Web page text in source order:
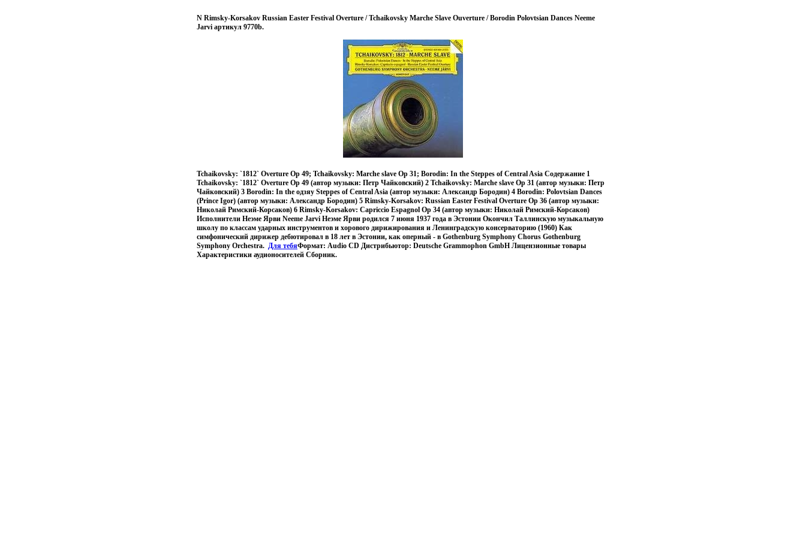
N Rimsky-Korsakov Russian Easter Festival Overture / Tchaikovsky Marche Slave Ouverture / Borodin Polovtsian Dances Neeme
Jarvi артикул 9770b.
Tchaikovsky: `1812` Overture Op 49; Tchaikovsky: Marche slave Op 31; Borodin: In the Steppes of Central Asia Содержание 1
Tchaikovsky: `1812` Overture Op 49 (автор музыки: Петр Чайковский) 2 Tchaikovsky: Marche slave Op 31 (автор музыки: Петр
Чайковский) 3 Borodin: In the одзяу Steppes of Central Asia (автор музыки: Александр Бородин) 4 Borodin: Polovtsian Dances
(Prince Igor) (автор музыки: Александр Бородин) 5 Rimsky-Korsakov: Russian Easter Festival Overture Op 36 (автор музыки:
Николай Римский-Корсаков) 6 Rimsky-Korsakov: Capriccio Espagnol Op 34 (автор музыки: Николай Римский-Корсаков)
Исполнители Неэме Ярви Neeme Jarvi Неэме Ярви родился 7 июня 1937 года в Эстонии Окончил Таллинскую музыкальную
школу по классам ударных инструментов и хорового дирижирования и Ленинградскую консерваторию (1960) Как
симфонический дирижер дебютировал в 18 лет в Эстонии, как оперный - в Gothenburg Symphony Chorus Gothenburg
Symphony Orchestra. Для тебяФормат: Audio CD Дистрибьютор: Deutsche Grammophon GmbH Лицензионные товары
Характеристики аудионосителей Сборник.